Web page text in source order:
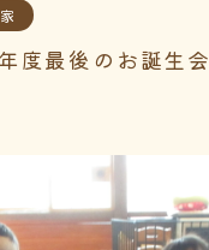
度最後のお誕生会